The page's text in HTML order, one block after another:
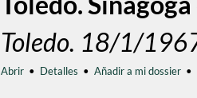
Toledo. 18/1/
Abrir • Detalles • Añadir a mi dossier •